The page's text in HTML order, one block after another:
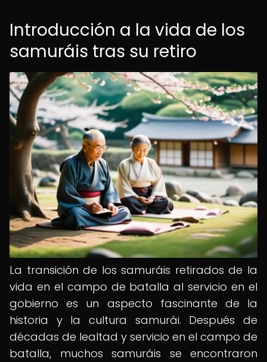
Introducción a la vida de los
samuráis tras su retiro
La transición de los samuráis retirados de la
vida en el campo de batalla al servicio en el
gobierno es un aspecto fascinante de la
historia y la cultura samurái. Después de
décadas de lealtad y servicio en el campo de
batalla, muchos samuráis se encontraron